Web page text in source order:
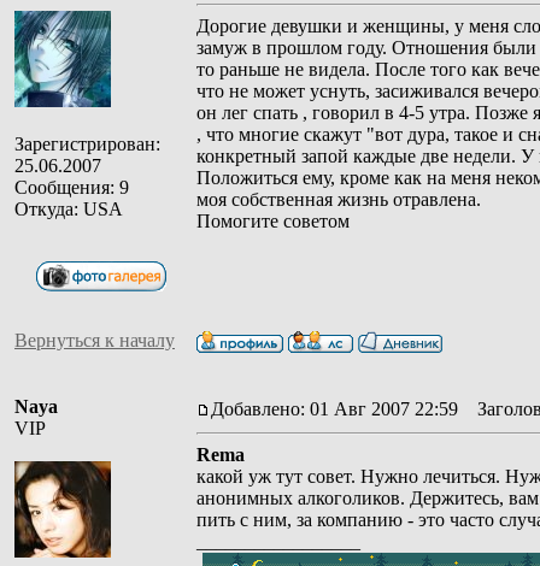
Зарегистрирован:
25.06.2007
Сообщения: 9
Откуда: USA
Дорогие девушки и женщины, у меня
замуж в прошлом году. Отношения были
то раньше не видела. После того как
что не может уснуть, засиживался
он лег спать , говорил в 4-5 утра.
, что многие скажут "вот дура, такое и
конкретный запой каждые две недели. У
Положиться ему, кроме как на меня
моя собственная жизнь отравлена.
Помогите советом
Вернуться к началу
Naya
VIP
Добавлено: 01 Авг 2007 22:59
Rema
какой уж тут совет. Нужно лечиться.
анонимных алкоголиков. Держитесь,
пить с ним, за компанию - это часто